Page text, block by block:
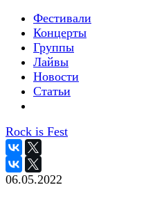
Фестивали
Концерты
Группы
Лайвы
Новости
Статьи
Rock is Fest
06.05.2022